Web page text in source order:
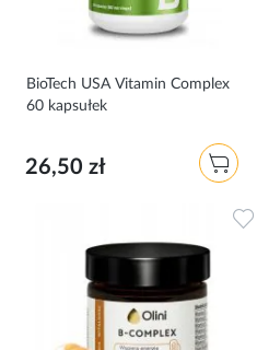
BioTech USA Vitamin Complex
60 kapsułek
26,50 zł